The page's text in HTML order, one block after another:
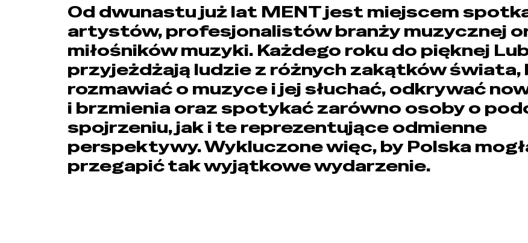
Od dwunastu już lat MENT jest miejscem
artystów, profesjonalistów branży muzycznej
miłośników muzyki. Każdego roku do pięknej
przyjeżdżają ludzie z różnych zakątków świata,
rozmawiać o muzyce i jej słuchać, odkrywać
i brzmienia oraz spotykać zarówno osoby o
spojrzeniu, jak i te reprezentujące odmienne
perspektywy. Wykluczone więc, by Polska
przegapić tak wyjątkowe wydarzenie.